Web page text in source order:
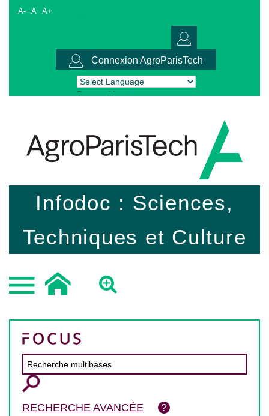
A- A A+
Connexion AgroParisTech
Powered by Translate
Infodoc : Sciences,
Techniques et Culture
RECHERCHE AVANCÉE